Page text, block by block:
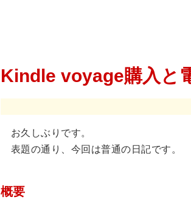
Kindle voyage購入と
お久しぶりです。
表題の通り、今回は普通の日記です。
概要